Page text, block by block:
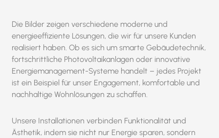
Die Bilder zeigen verschiedene moderne und
energieeffiziente Lösungen, die wir für unsere Kunden
realisiert haben. Ob es sich um smarte Gebäudetechnik,
fortschrittliche Photovoltaikanlagen oder innovative
Energiemanagement-Systeme handelt – jedes Projekt
ist ein Beispiel für unser Engagement, komfortable und
nachhaltige Wohnlösungen zu schaffen.
Unsere Installationen verbinden Funktionalität und
Ästhetik, indem sie nicht nur Energie sparen, sondern